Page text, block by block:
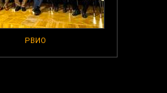
РВИО